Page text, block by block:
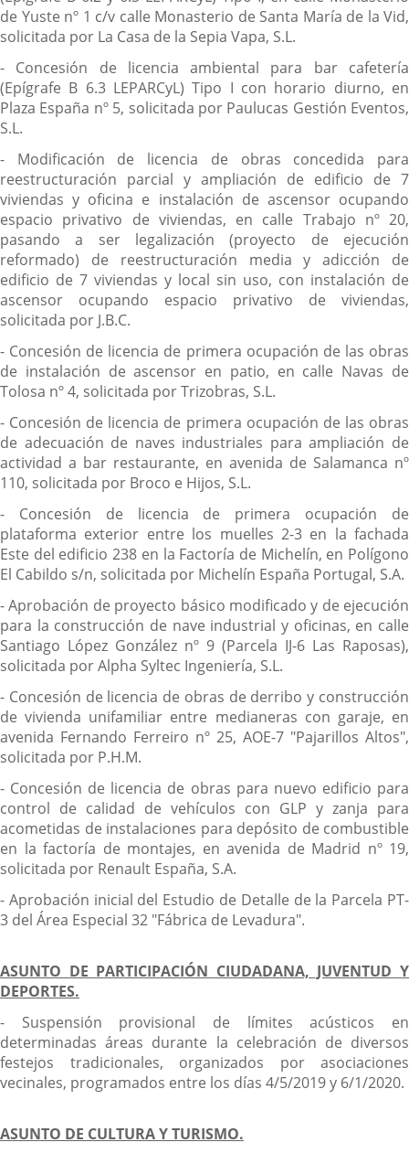
de Yuste nº 1 c/v calle Monasterio de Santa María de la Vid,
solicitada por La Casa de la Sepia Vapa, S.L.
- Concesión de licencia ambiental para bar cafetería
(Epígrafe B 6.3 LEPARCyL) Tipo I con horario diurno, en
Plaza España nº 5, solicitada por Paulucas Gestión Eventos,
S.L.
- Modificación de licencia de obras concedida para
reestructuración parcial y ampliación de edificio de 7
viviendas y oficina e instalación de ascensor ocupando
espacio privativo de viviendas, en calle Trabajo nº 20,
pasando a ser legalización (proyecto de ejecución
reformado) de reestructuración media y adicción de
edificio de 7 viviendas y local sin uso, con instalación de
ascensor ocupando espacio privativo de viviendas,
solicitada por J.B.C.
- Concesión de licencia de primera ocupación de las obras
de instalación de ascensor en patio, en calle Navas de
Tolosa nº 4, solicitada por Trizobras, S.L.
- Concesión de licencia de primera ocupación de las obras
de adecuación de naves industriales para ampliación de
actividad a bar restaurante, en avenida de Salamanca nº
110, solicitada por Broco e Hijos, S.L.
- Concesión de licencia de primera ocupación de
plataforma exterior entre los muelles 2-3 en la fachada
Este del edificio 238 en la Factoría de Michelín, en Polígono
El Cabildo s/n, solicitada por Michelín España Portugal, S.A.
- Aprobación de proyecto básico modificado y de ejecución
para la construcción de nave industrial y oficinas, en calle
Santiago López González nº 9 (Parcela IJ-6 Las Raposas),
solicitada por Alpha Syltec Ingeniería, S.L.
- Concesión de licencia de obras de derribo y construcción
de vivienda unifamiliar entre medianeras con garaje, en
avenida Fernando Ferreiro nº 25, AOE-7 "Pajarillos Altos",
solicitada por P.H.M.
- Concesión de licencia de obras para nuevo edificio para
control de calidad de vehículos con GLP y zanja para
acometidas de instalaciones para depósito de combustible
en la factoría de montajes, en avenida de Madrid nº 19,
solicitada por Renault España, S.A.
- Aprobación inicial del Estudio de Detalle de la Parcela PT-
3 del Área Especial 32 "Fábrica de Levadura".
ASUNTO DE PARTICIPACIÓN CIUDADANA, JUVENTUD Y
DEPORTES.
- Suspensión provisional de límites acústicos en
determinadas áreas durante la celebración de diversos
festejos tradicionales, organizados por asociaciones
vecinales, programados entre los días 4/5/2019 y 6/1/2020.
ASUNTO DE CULTURA Y TURISMO.